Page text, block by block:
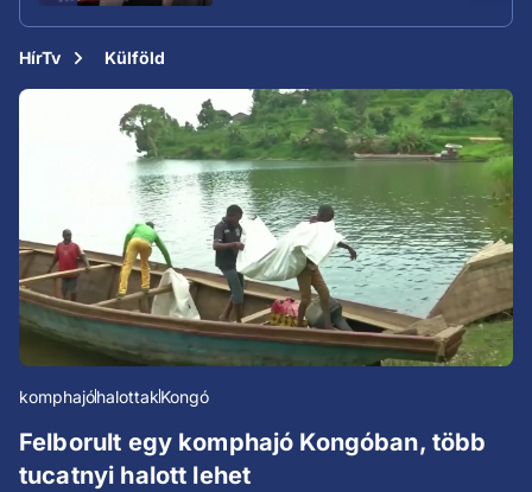
HírTv Külföld
komphajóhalottakKongó
Felborult egy komphajó Kongóban, több
tucatnyi halott lehet